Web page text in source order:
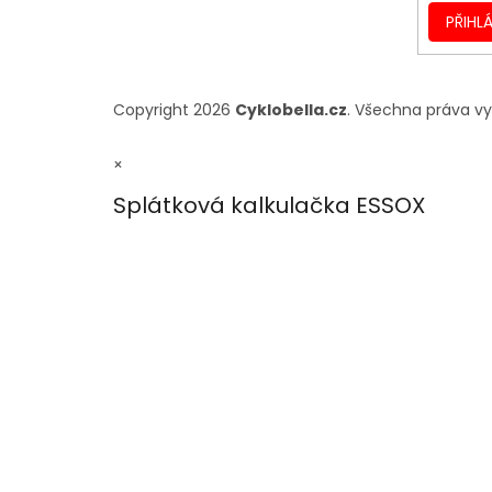
Copyright 2026 Cyklobella.cz. Všechna práva
×
Splátková kalkulačka ESSOX